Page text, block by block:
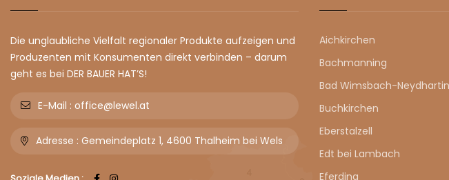
Die unglaubliche Vielfalt regionaler Produkte aufzeigen und
Produzenten mit Konsumenten direkt verbinden – darum
geht es bei DER BAUER HAT’S!
E-Mail : office@lewel.at
Adresse : Gemeindeplatz 1, 4600 Thalheim bei Wels
Aichkirchen
Bachmanning
Bad Wimsbach-
Buchkirchen
Eberstalzell
Edt bei Lambach
Eferding